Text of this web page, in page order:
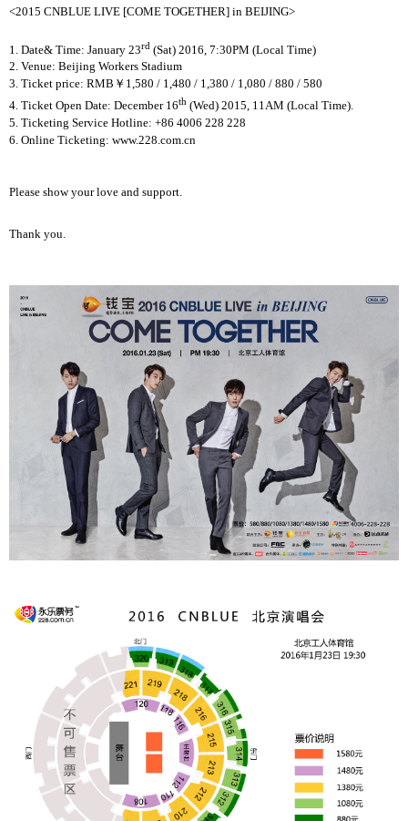
<2015 CNBLUE LIVE [COME TOGETHER] in BEIJING>
1. Date& Time: January 23rd (Sat) 2016, 7:30PM (Local Time)
2. Venue: Beijing Workers Stadium
3. Ticket price: RMB ￥ 1,580 / 1,480 / 1,380 / 1,080 / 880 / 580
4. Ticket Open Date: December 16th (Wed) 2015, 11AM (Local Time).
5. Ticketing Service Hotline: +86 4006 228 228
6. Online Ticketing: www.228.com.cn
Please show your love and support.
Thank you.